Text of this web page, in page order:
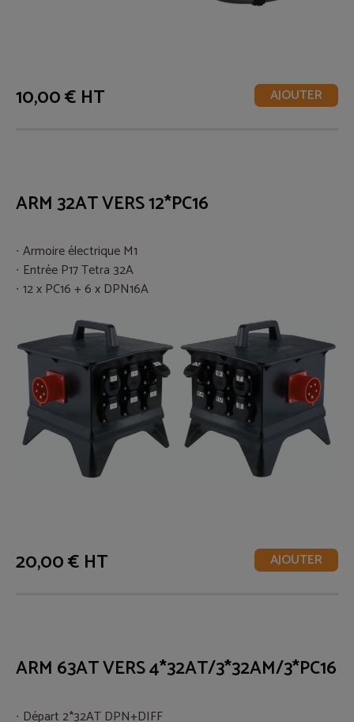
10,00 € HT AJOUTER
ARM 32AT VERS 12*PC16
Armoire électrique M1
Entrée P17 Tetra 32A
12 x PC16 + 6 x DPN16A
20,00 € HT AJOUTER
ARM 63AT VERS 4*32AT/3*32AM/3*PC16
Départ 2*32AT DPN+DIFF